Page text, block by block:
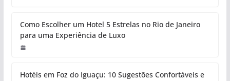
Como Escolher um Hotel 5 Estrelas no Rio de Janeiro
para uma Experiência de Luxo
Hotéis em Foz do Iguaçu: 10 Sugestões Confortáveis e